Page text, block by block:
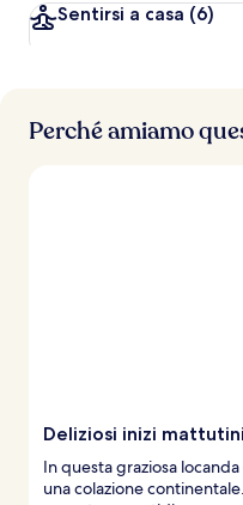
Sentirsi a casa (6)
Perché amiamo
Deliziosi inizi mattutini
In questa graziosa
una colazione